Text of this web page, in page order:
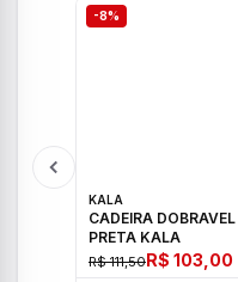
-8%
KALA
CADEIRA DOBRAVEL
PRETA KALA
R$ 111,50R$ 103,00